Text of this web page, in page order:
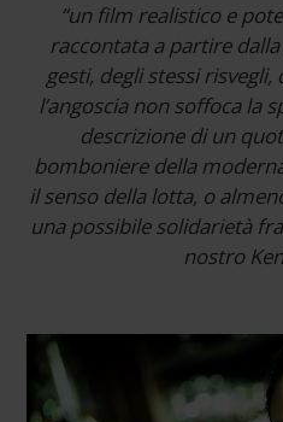
“un film realistico e
raccontata a partire
gesti, degli stessi risvegli,
l’angoscia non soffoca la
descrizione di un
bomboniere della
il senso della lotta, o
una possibile solidarietà
nostro